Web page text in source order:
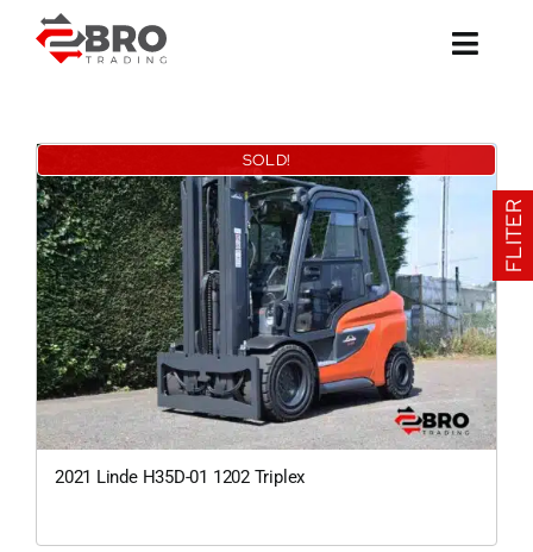
naar
inhoud
SOLD!
2021 Linde H35D-01 1202 Triplex
FLITER